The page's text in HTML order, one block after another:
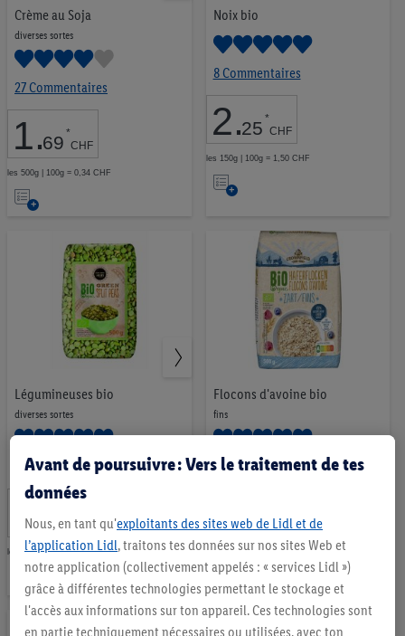
Crème au Soja
diverses sortes
27 Commentaires
1.69 *
CHF
les 500g | 100g = 0,34 CHF
Ajouter
d’envies
Noix bio
8 Commentaires
2.25 *
CHF
les 150g | 100g = 1,50 CHF
Ajouter
liste
d’envies
Légumineuses bio
diverses sortes
1 Commentaire
1.89
CHF
les 500g | 100g = 0,38 CHF
Ajouter
à
la
Flocons d'avoine bio
fins
21 Commentaires
1.19 CHF
les 500g | 100g = 0,24 CHF
Ajouter
à
la
Avant de poursuivre : Vers le traitement de tes
données
Nous, en tant qu'exploitants des sites web de Lidl et de
l’application Lidl, traitons tes données sur nos sites Web et
notre application (collectivement appelés : « services Lidl »)
grâce à différentes technologies permettant le stockage et
l'accès aux informations sur ton appareil. Ces technologies sont
en partie techniquement nécessaires ou utilisées, avec ton